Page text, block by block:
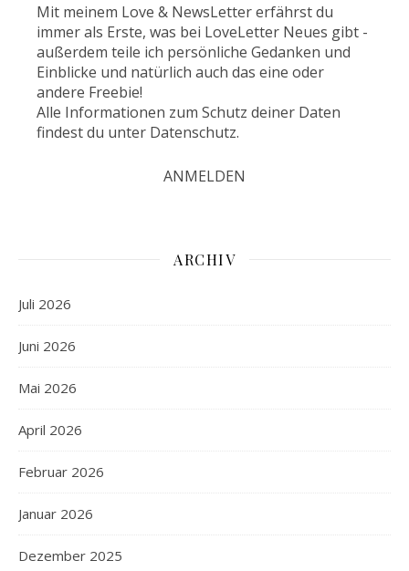
Mit meinem Love & NewsLetter erfährst du
immer als Erste, was bei LoveLetter Neues gibt -
außerdem teile ich persönliche Gedanken und
Einblicke und natürlich auch das eine oder
andere Freebie!
Alle Informationen zum Schutz deiner Daten
findest du unter Datenschutz.
ARCHIV
Juli 2026
Juni 2026
Mai 2026
April 2026
Februar 2026
Januar 2026
Dezember 2025